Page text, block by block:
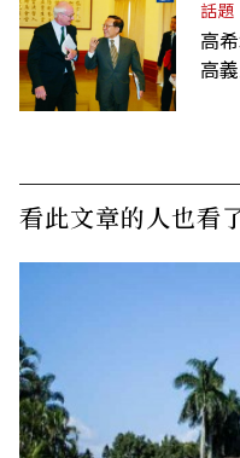
話題
高
高
看此文章的人也看